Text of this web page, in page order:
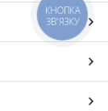
КНОПКА
ЗВ'ЯЗКУ